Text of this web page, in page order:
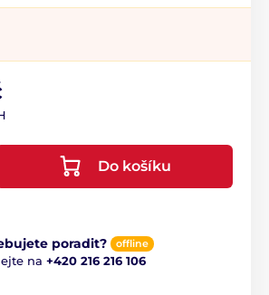
Do košíku
poradit? offline
na +420 216 216 106